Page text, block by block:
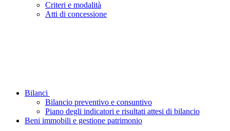
Criteri e modalità
Atti di concessione
Bilanci
Bilancio preventivo e consuntivo
Piano degli indicatori e risultati attesi di bilancio
Beni immobili e gestione patrimonio